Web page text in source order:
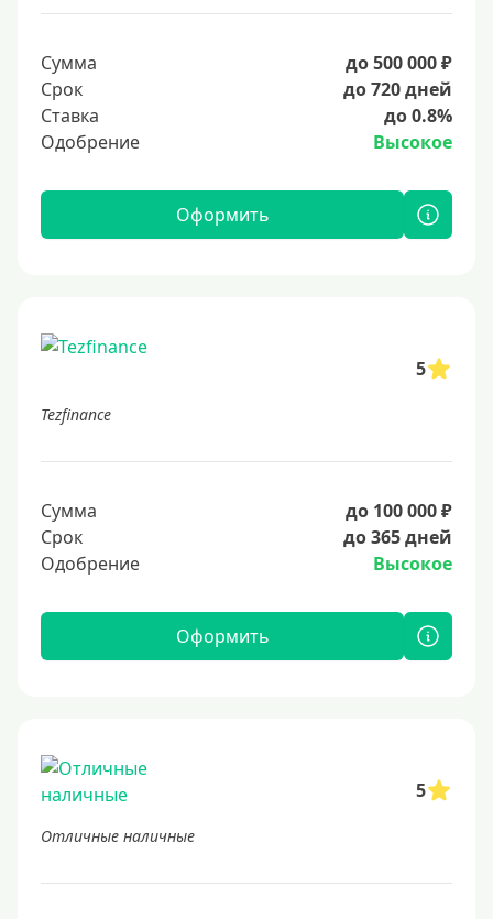
Сумма
до 500 000 ₽
Срок
до 720 дней
Ставка
до 0.8%
Одобрение
Высокое
Оформить
5
Tezfinance
Сумма
до 100 000 ₽
Срок
до 365 дней
Одобрение
Высокое
Оформить
5
Отличные наличные